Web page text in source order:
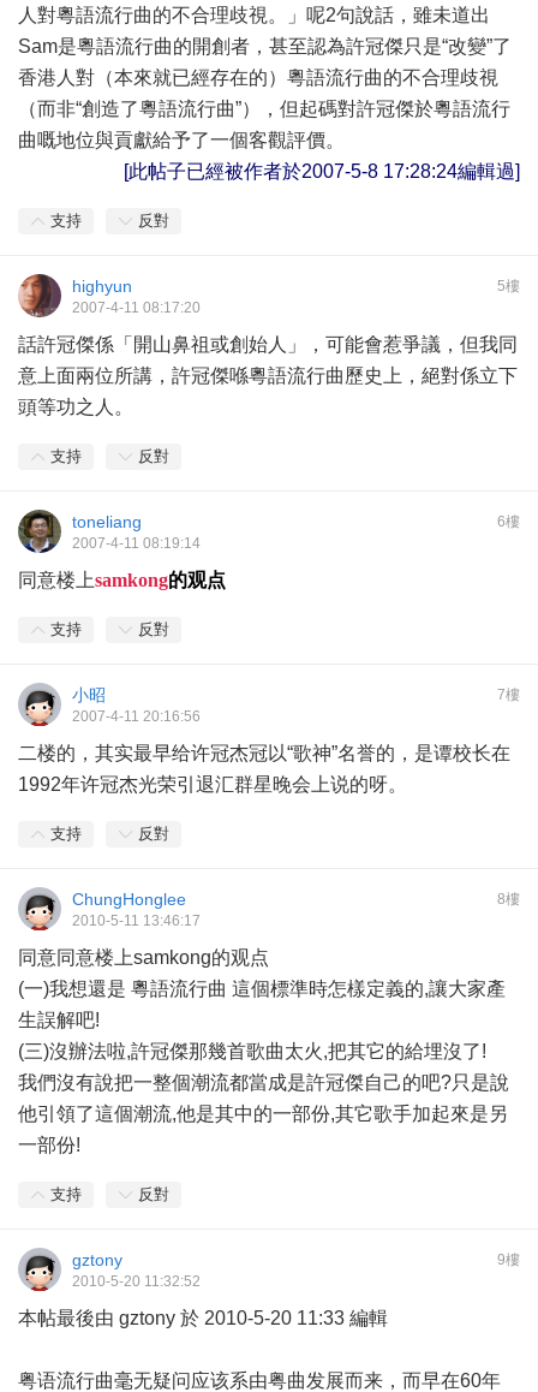
人對粵語流行曲的不合理歧視。」呢2句說話，雖未道出
Sam是粵語流行曲的開創者，甚至認為許冠傑只是“改變”了
香港人對（本來就已經存在的）粵語流行曲的不合理歧視
（而非“創造了粵語流行曲”），但起碼對許冠傑於粵語流行
曲嘅地位與貢獻給予了一個客觀評價。
[此帖子已經被作者於2007-5-8 17:28:24編輯過]
支持 反對
5樓
highyun
2007-4-11 08:17:20
話許冠傑係「開山鼻祖或創始人」，可能會惹爭議，但我同
意上面兩位所講，許冠傑喺粵語流行曲歷史上，絕對係立下
頭等功之人。
支持 反對
6樓
toneliang
2007-4-11 08:19:14
同意楼上samkong的观点
支持 反對
7樓
小昭
2007-4-11 20:16:56
二楼的，其实最早给许冠杰冠以“歌神”名誉的，是谭校长在
1992年许冠杰光荣引退汇群星晚会上说的呀。
支持 反對
8樓
ChungHonglee
2010-5-11 13:46:17
同意同意楼上samkong的观点
(一)我想還是 粵語流行曲 這個標準時怎樣定義的,讓大家產
生誤解吧!
(三)沒辦法啦,許冠傑那幾首歌曲太火,把其它的給埋沒了!
我們沒有說把一整個潮流都當成是許冠傑自己的吧?只是說
他引領了這個潮流,他是其中的一部份,其它歌手加起來是另
一部份!
支持 反對
9樓
gztony
2010-5-20 11:32:52
本帖最後由 gztony 於 2010-5-20 11:33 編輯
粤语流行曲毫无疑问应该系由粤曲发展而来，而早在60年